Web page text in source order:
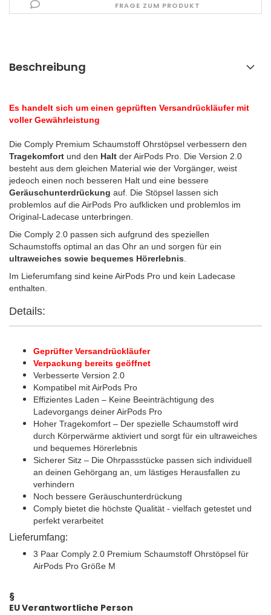
FRAGE ZUM PRODUKT
Beschreibung
Es handelt sich um einen geprüften Versandrückläufer mit
voller Gewährleistung
Die Comply Premium Schaumstoff Ohrstöpsel verbessern den
Tragekomfort und den Halt der AirPods Pro. Die Version 2.0
besteht aus dem gleichen Material wie der Vorgänger, weist
jedeoch einen noch besseren Halt und eine bessere
Geräuschunterdrückung auf. Die Stöpsel lassen sich
problemlos auf die AirPods Pro aufklicken und problemlos im
Original-Ladecase unterbringen.
Die Comply 2.0 passen sich aufgrund des speziellen
Schaumstoffs optimal an das Ohr an und sorgen für ein
ultraweiches sowie bequemes Hörerlebnis
Im Lieferumfang sind keine AirPods Pro und kein Ladecase
enthalten.
Details:
Geprüfter Versandrückläufer
Verpackung bereits geöffnet
Verbesserte Version 2.0
Kompatibel mit AirPods Pro
Effizientes Laden – Keine Beeinträchtigung des
Ladevorgangs deiner AirPods Pro
Hoher Tragekomfort – Der spezielle Schaumstoff wird
durch Körperwärme aktiviert und sorgt für ein ultraweiches
und bequemes Hörerlebnis
Sicherer Sitz – Die Ohrpassstücke passen sich individuell
an deinen Gehörgang an, um lästiges Herausfallen zu
verhindern
Noch bessere Geräuschunterdrückung
Comply bietet die höchste Qualität - vielfach getestet und
perfekt verarbeitet
Lieferumfang:
3 Paar Comply 2.0 Premium Schaumstoff Ohrstöpsel für
AirPods Pro Größe M
§
EU Verantwortliche Person